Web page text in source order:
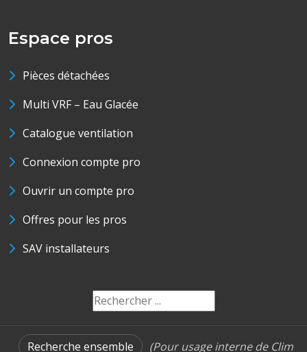
Espace pros
Pièces détachées
Multi VRF – Eau Glacée
Catalogue ventilation
Connexion compte pro
Ouvrir un compte pro
Offres pour les pros
SAV installateurs
Recherche ensemble (Pour usage interne de Clim